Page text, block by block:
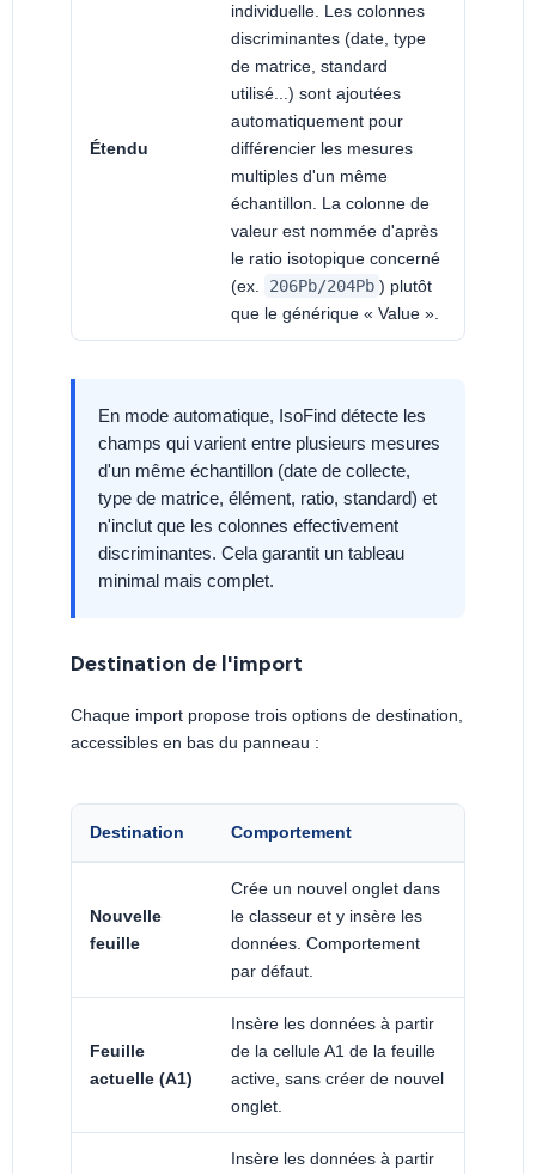
Étendu
individuelle. Les colonnes
discriminantes (date, type
de matrice, standard
utilisé...) sont ajoutées
automatiquement pour
différencier les mesures
multiples d'un même
échantillon. La colonne de
valeur est nommée d'après
le ratio isotopique concerné
(ex.
206Pb/204Pb ) plutôt
que le générique « Value ».
En mode automatique, IsoFind détecte les
champs qui varient entre plusieurs mesures
d'un même échantillon (date de collecte,
type de matrice, élément, ratio, standard) et
n'inclut que les colonnes effectivement
discriminantes. Cela garantit un tableau
minimal mais complet.
Destination de l'import
Chaque import propose trois options de destination,
accessibles en bas du panneau :
Destination Comportement
Nouvelle
feuille
Crée un nouvel onglet dans
le classeur et y insère les
données. Comportement
par défaut.
Feuille
actuelle (A1)
Insère les données à partir
de la cellule A1 de la feuille
active, sans créer de nouvel
onglet.
Insère les données à partir